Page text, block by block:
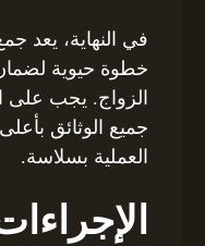
في النهاية، يعد
خطوة حيوية
الزواج. يجب على
جميع الوثائق
العملية بسلاسة.